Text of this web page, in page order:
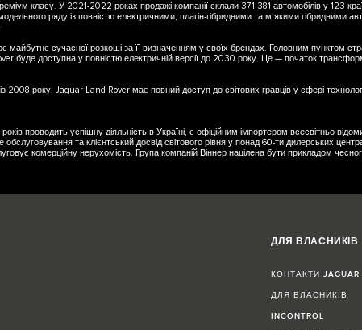
класу. У 2021-2022 роках продажі компанії склали 371 381 автомобілів у 123
ряду із повністю електричними, плагін-гібридними та м’якими гібридними
сучасної розкоші за її визначенням у своїх брендах. Головним пунктом
буде доступна у повністю електричній версії до 2030 року. Це — початок
2008 року, Jaguar Land Rover має повний доступ до світових гравців у сфері
проводить успішну діяльність в Україні, є офіційним імпортером всесвітньо
обслуговування та клієнтський досвід світового рівня у понад 60-ти дилерських
комерційну нерухомість. Група компаній Віннер націлена бути прикладом
ДЛЯ ВЛАСНИКІВ
КОНТАКТИ JAGUAR
ДЛЯ ВЛАСНИКІВ
INCONTROL